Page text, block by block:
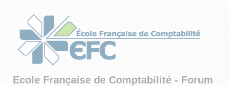
Ecole Française de Comptabilité - Forum